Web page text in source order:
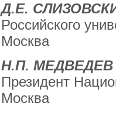
Д.Е.
Российского
Москва
Н.П. МЕДВЕДЕВ
Президент
Москва